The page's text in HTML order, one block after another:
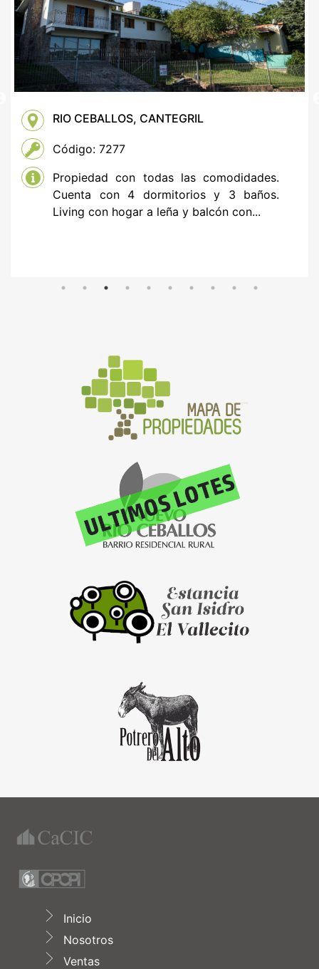
RIO CEBALLOS, CANTEGRIL
Código: 7277
Propiedad con todas las comodidades.
Cuenta con 4 dormitorios y 3 baños.
Living con hogar a leña y balcón con...
Inicio
Nosotros
Ventas